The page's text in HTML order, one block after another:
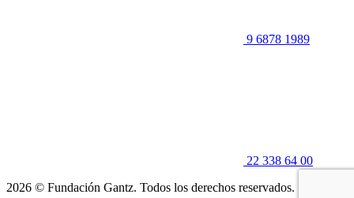
9 6878 1989
22 338 64 00
2026 © Fundación Gantz. Todos los derechos reservados.